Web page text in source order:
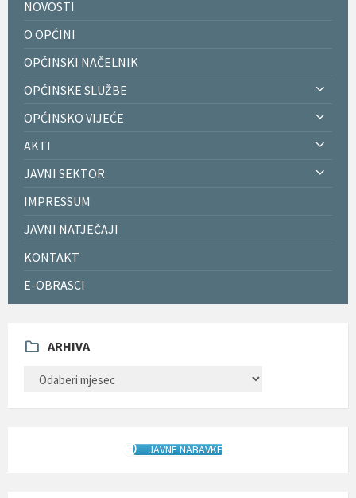
NOVOSTI
O OPĆINI
OPĆINSKI NAČELNIK
OPĆINSKE SLUŽBE
OPĆINSKO VIJEĆE
AKTI
JAVNI SEKTOR
IMPRESSUM
JAVNI NATJEČAJI
KONTAKT
E-OBRASCI
ARHIVA
JAVNE NABAVKE